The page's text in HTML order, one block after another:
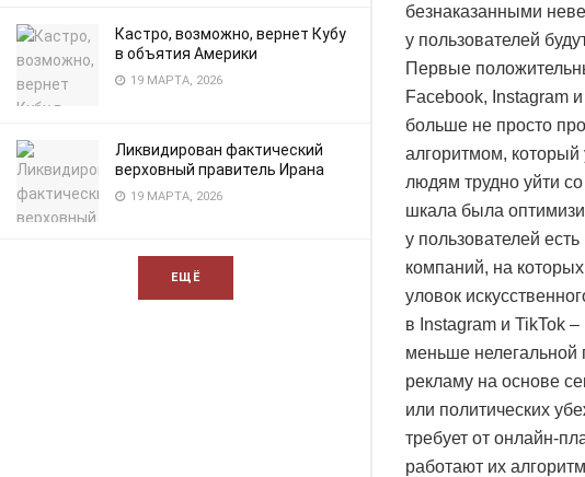
Кастро, возможно, вернет Кубу
в объятия Америки
19 МАРТА, 2026
Ликвидирован фактический
верховный правитель Ирана
19 МАРТА, 2026
ЕЩЁ
безнаказанными
у пользователей
Первые
Facebook, Instagram
больше не просто
алгоритмом, который
людям трудно уйти
шкала была
у пользователей
компаний, на
уловок
в Instagram и TikTok
меньше нелегальной
рекламу на основе
или политических
требует от онлайн-
работают их